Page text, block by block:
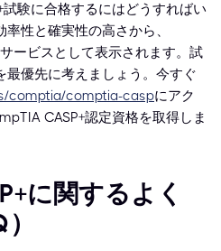
験に合格するにはどうすればい
性と確実性の高さから、
ービスとして表示されます。試
最優先に考えましょう。今すぐ
comptia/comptia-caspにアク
CASP+認定資格を取得しま
に関するよく